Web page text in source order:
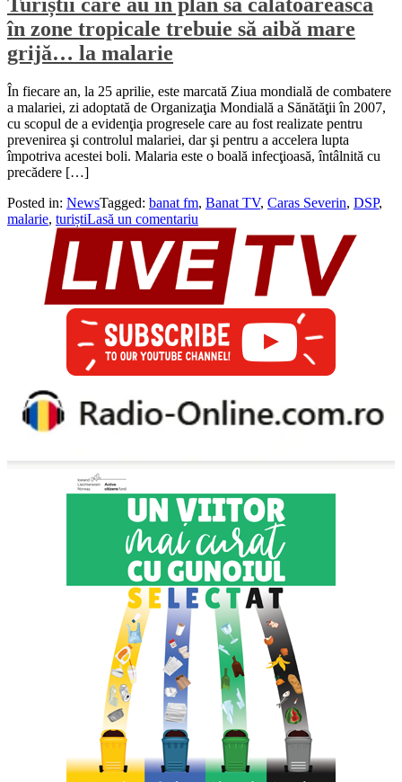
Turiștii care au în plan să călătoarească
în zone tropicale trebuie să aibă mare
grijă… la malarie
În fiecare an, la 25 aprilie, este marcată Ziua mondială de combatere
a malariei, zi adoptată de Organizaţia Mondială a Sănătăţii în 2007,
cu scopul de a evidenţia progresele care au fost realizate pentru
prevenirea şi controlul malariei, dar şi pentru a accelera lupta
împotriva acestei boli. Malaria este o boală infecţioasă, întâlnită cu
precădere […]
Posted in: NewsTagged: banat fm, Banat TV, Caras Severin, DSP,
malarie, turiștiLasă un comentariu